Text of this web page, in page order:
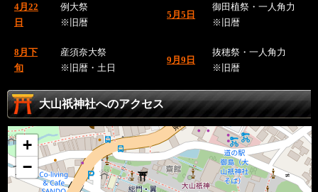
4月22
日
例大祭
※旧暦
5月5日
御田植祭・一人角力
※旧暦
8月下
旬
産須奈大祭
※旧暦・土日
9月9日
抜穂祭・一人角力
※旧暦
大山祇神社へのアクセス
+
−